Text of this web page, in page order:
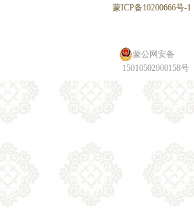
蒙ICP备10200666号-1
蒙公网安备
15010502000158号